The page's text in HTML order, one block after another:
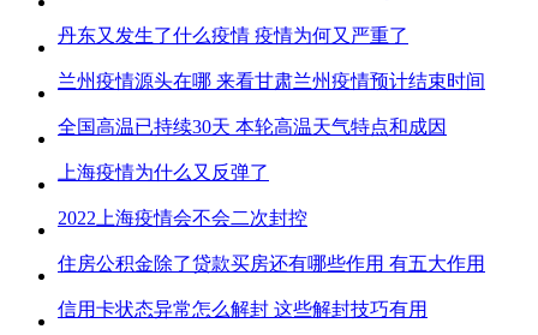
丹东又发生了什么疫情 疫情为何又严重了
兰州疫情源头在哪 来看甘肃兰州疫情预计结束时间
全国高温已持续30天 本轮高温天气特点和成因
上海疫情为什么又反弹了
2022上海疫情会不会二次封控
住房公积金除了贷款买房还有哪些作用 有五大作用
信用卡状态异常怎么解封 这些解封技巧有用